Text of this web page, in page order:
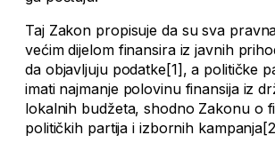
Taj Zakon propisuje da su sva
većim dijelom finansira iz javnih
da objavljuju podatke[1], a političke
imati najmanje polovinu finansija iz
lokalnih budžeta, shodno Zakonu o
političkih partija i izbornih